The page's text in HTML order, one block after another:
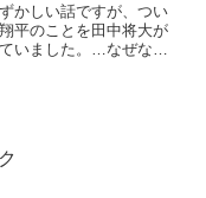
かしい話ですが、つい
平のことを田中将大が
いました。…なぜな